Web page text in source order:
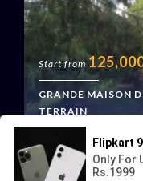
Start from
GRANDE MAISON
TERRAIN
Boussenac, France